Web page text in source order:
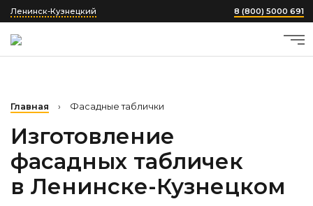
Ленинск-Кузнецкий 8 (800) 5000 691
Главная › Фасадные таблички
Изготовление
фасадных табличек
в Ленинске-Кузнецком